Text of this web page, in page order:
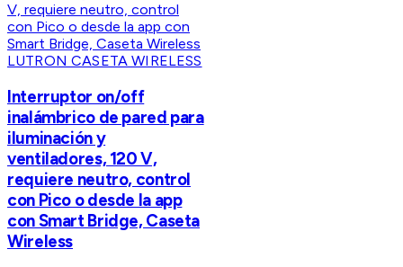
LUTRON CASETA WIRELESS
Interruptor on/off
inalámbrico de pared para
iluminación y
ventiladores, 120 V,
requiere neutro, control
con Pico o desde la app
con Smart Bridge, Caseta
Wireless